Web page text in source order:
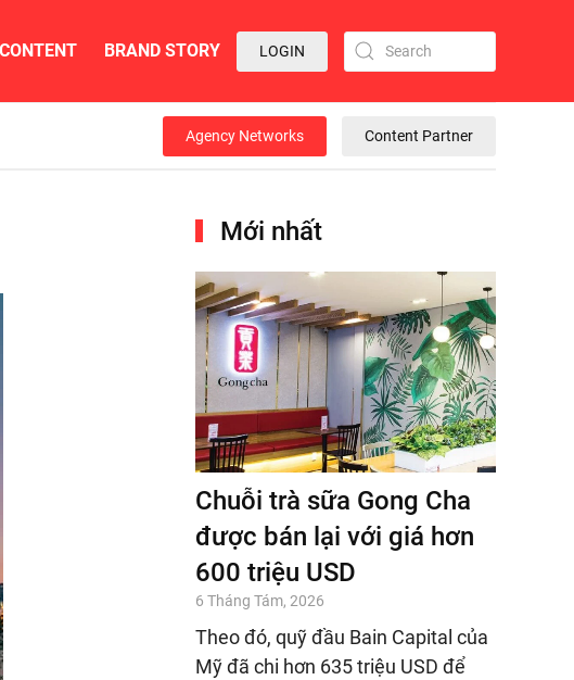
CONTENT BRAND STORY LOGIN
Agency Networks Content Partner
Mới nhất
Chuỗi trà sữa Gong Cha
được bán lại với giá hơn
600 triệu USD
6 Tháng Tám, 2026
Theo đó, quỹ đầu Bain Capital của
Mỹ đã chi hơn 635 triệu USD để